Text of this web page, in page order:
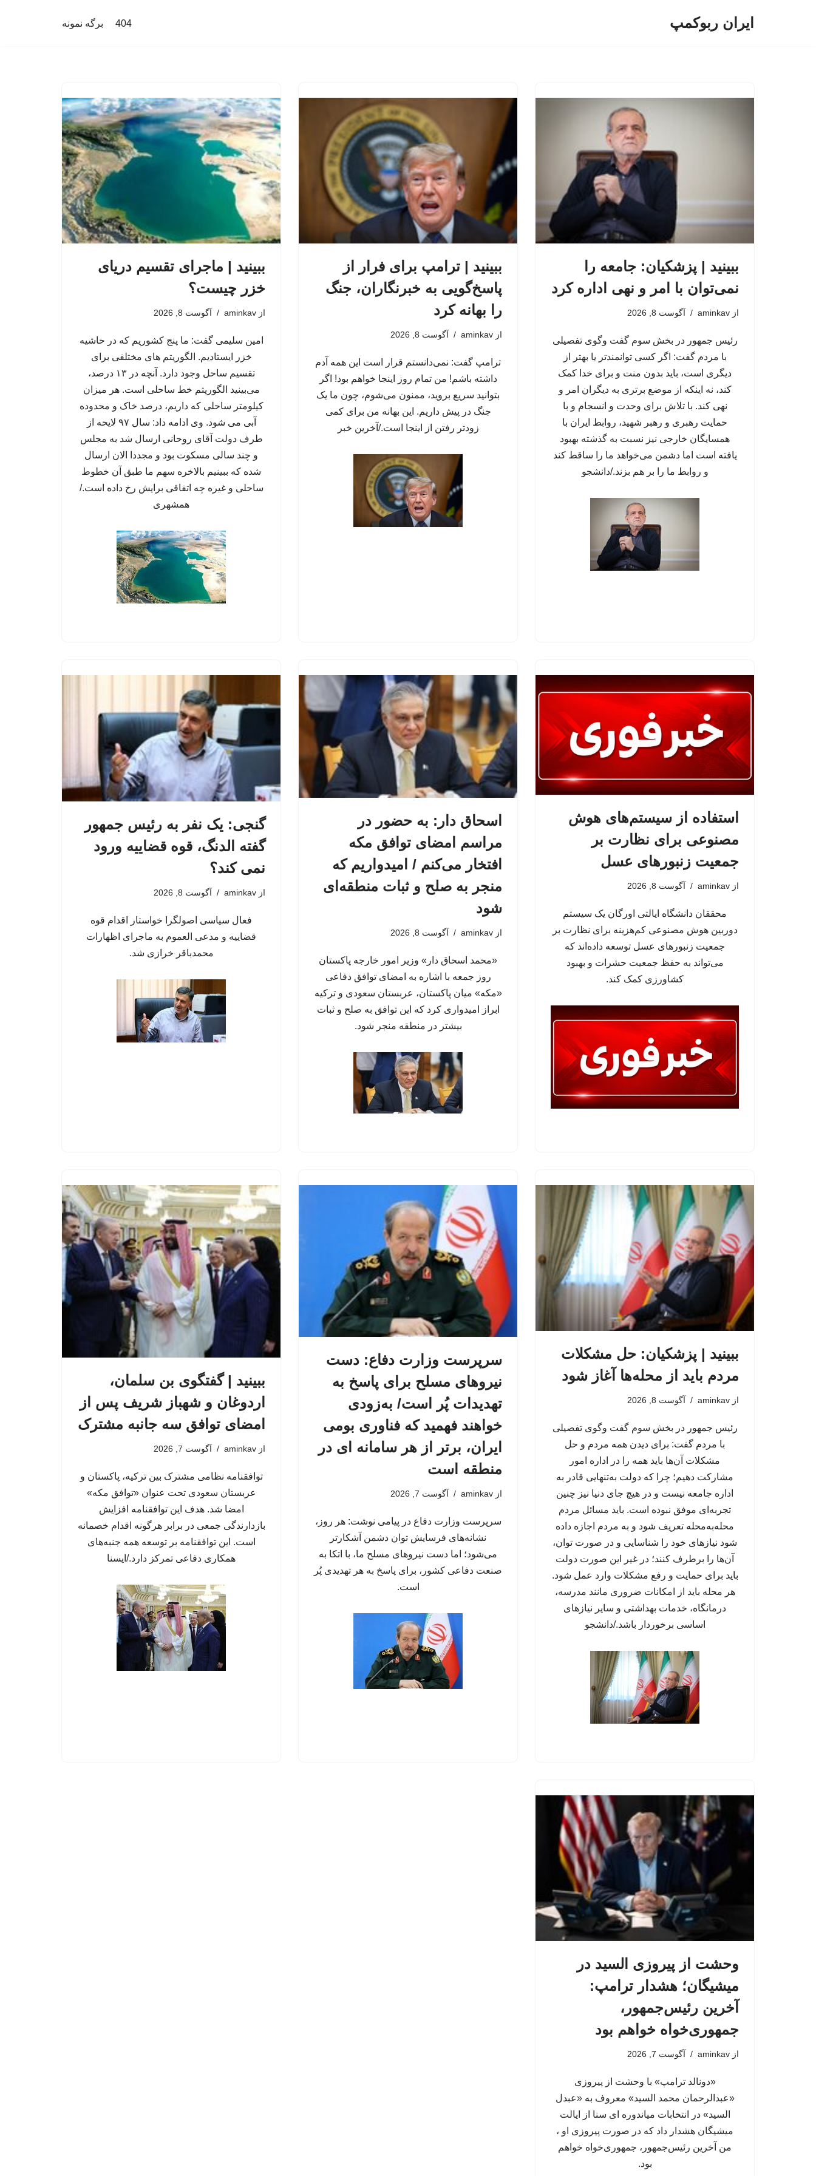
ایران ربوکمپ 404 برگه نمونه
ببینید | پزشکیان: جامعه را
نمی‌توان با امر و نهی اداره کرد
از aminkav آگوست 8, 2026
رئیس جمهور در بخش سوم گفت وگوی تفصیلی
با مردم گفت: اگر کسی توانمندتر یا بهتر از
دیگری است، باید بدون منت و برای خدا کمک
کند، نه اینکه از موضع برتری به دیگران امر و
نهی کند. با تلاش برای وحدت و انسجام و با
حمایت رهبری و رهبر شهید، روابط ایران با
همسایگان خارجی نیز نسبت به گذشته بهبود
یافته است اما دشمن می‌خواهد ما را ساقط کند
و روابط ما را بر هم بزند./دانشجو
ببینید | ترامپ برای فرار از
پاسخ‌گویی به خبرنگاران، جنگ
را بهانه کرد
از aminkav آگوست 8, 2026
ترامپ گفت: نمی‌دانستم قرار است این همه آدم
داشته باشم! ​​من تمام روز اینجا خواهم بود! اگر
بتوانید سریع بروید، ممنون می‌شوم، چون ما یک
جنگ در پیش داریم. این بهانه من برای کمی
زودتر رفتن از اینجا است./آخرین خبر
ببینید | ماجرای تقسیم دریای
خزر چیست؟
از aminkav آگوست 8, 2026
امین سلیمی گفت: ما پنج کشوریم که در حاشیه
خزر ایستادیم. الگوریتم های مختلفی برای
تقسیم ساحل وجود دارد. آنچه در ۱۳ درصد،
می‌بینید الگوریتم خط ساحلی است. هر میزان
کیلومتر ساحلی که داریم، درصد خاک و محدوده
آبی می شود. وی ادامه داد: سال ۹۷ لایحه از
طرف دولت آقای روحانی ارسال شد به مجلس
و چند سالی مسکوت بود و مجددا الان ارسال
شده که ببینیم بالاخره سهم ما طبق آن خطوط
ساحلی و غیره چه اتفاقی برایش رخ داده است./
همشهری
استفاده از سیستم‌های هوش
مصنوعی برای نظارت بر
جمعیت زنبورهای عسل
از aminkav آگوست 8, 2026
محققان دانشگاه ایالتی اورگان یک سیستم
دوربین هوش مصنوعی کم‌هزینه برای نظارت بر
جمعیت زنبورهای عسل توسعه داده‌اند که
می‌تواند به حفظ جمعیت حشرات و بهبود
کشاورزی کمک کند.
اسحاق‌ دار: به حضور در
مراسم امضای توافق مکه
افتخار می‌کنم / امیدواریم که
منجر به صلح و ثبات منطقه‌ای
شود
از aminkav آگوست 8, 2026
«محمد اسحاق دار» وزیر امور خارجه پاکستان
روز جمعه با اشاره به امضای توافق دفاعی
«مکه» میان پاکستان، عربستان سعودی و ترکیه
ابراز امیدواری کرد که این توافق به صلح و ثبات
بیشتر در منطقه منجر شود.
گنجی: یک نفر به رئیس جمهور
گفته الدنگ، قوه قضاییه ورود
نمی کند؟
از aminkav آگوست 8, 2026
فعال سیاسی اصولگرا خواستار اقدام قوه
قضاییه و مدعی العموم به ماجرای اظهارات
محمدباقر خرازی شد.
ببینید | پزشکیان: حل مشکلات
مردم باید از محله‌ها آغاز شود
از aminkav آگوست 8, 2026
رئیس جمهور در بخش سوم گفت وگوی تفصیلی
با مردم گفت: برای دیدن همه مردم و حل
مشکلات آن‌ها باید همه را در اداره امور
مشارکت دهیم؛ چرا که دولت به‌تنهایی قادر به
اداره جامعه نیست و در هیچ جای دنیا نیز چنین
تجربه‌ای موفق نبوده است. باید مسائل مردم
محله‌به‌محله تعریف شود و به مردم اجازه داده
شود نیازهای خود را شناسایی و در صورت توان،
آن‌ها را برطرف کنند؛ در غیر این صورت دولت
باید برای حمایت و رفع مشکلات وارد عمل شود.
هر محله باید از امکانات ضروری مانند مدرسه،
درمانگاه، خدمات بهداشتی و سایر نیازهای
اساسی برخوردار باشد./دانشجو
سرپرست وزارت دفاع: دست
نیروهای مسلح برای پاسخ به
تهدیدات پُر است/ به‌زودی
خواهند فهمید که فناوری بومی
ایران، برتر از هر سامانه ای در
منطقه است
از aminkav آگوست 7, 2026
سرپرست وزارت دفاع در پیامی نوشت: هر روز،
نشانه‌های فرسایش توان دشمن آشکارتر
می‌شود؛ اما دست نیروهای مسلح ما، با اتکا به
صنعت دفاعی کشور، برای پاسخ به هر تهدیدی پُر
است.
ببینید | گفتگوی بن سلمان،
اردوغان و شهباز شریف پس از
امضای توافق سه جانبه مشترک
از aminkav آگوست 7, 2026
توافقنامه نظامی مشترک بین ترکیه، پاکستان و
عربستان سعودی تحت عنوان «توافق مکه»
امضا شد. هدف این توافقنامه افزایش
بازدارندگی جمعی در برابر هرگونه اقدام خصمانه
است. این توافقنامه بر توسعه همه جنبه‌های
همکاری دفاعی تمرکز دارد./ایسنا
وحشت از پیروزی السید در
میشیگان؛ هشدار ترامپ:
آخرین رئیس‌جمهور،
جمهوری‌خواه خواهم بود
از aminkav آگوست 7, 2026
«دونالد ترامپ» با وحشت از پیروزی
«عبدالرحمان محمد السید» معروف به «عبدل
السید» در انتخابات میاندوره ای سنا از ایالت
میشیگان هشدار داد که در صورت پیروزی او ،
من آخرین رئیس‌جمهور، جمهوری‌‍‌خواه خواهم
بود.